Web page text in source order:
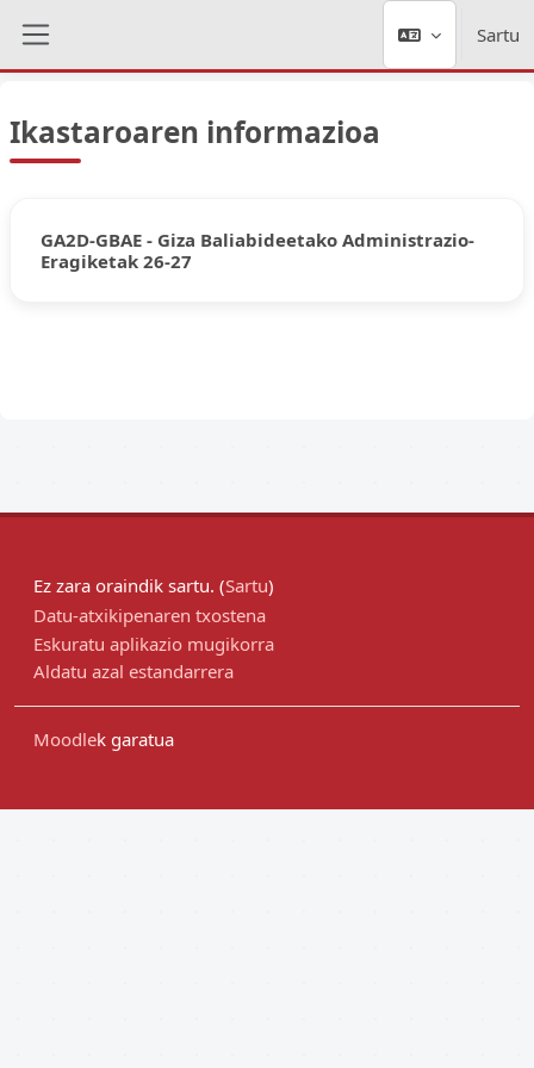
Sartu
Ikastaroaren informazioa
GA2D-GBAE - Giza Baliabideetako Administrazio-
Eragiketak 26-27
Ez zara oraindik sartu. (Sartu)
Datu-atxikipenaren txostena
Eskuratu aplikazio mugikorra
Aldatu azal estandarrera
Moodlek garatua